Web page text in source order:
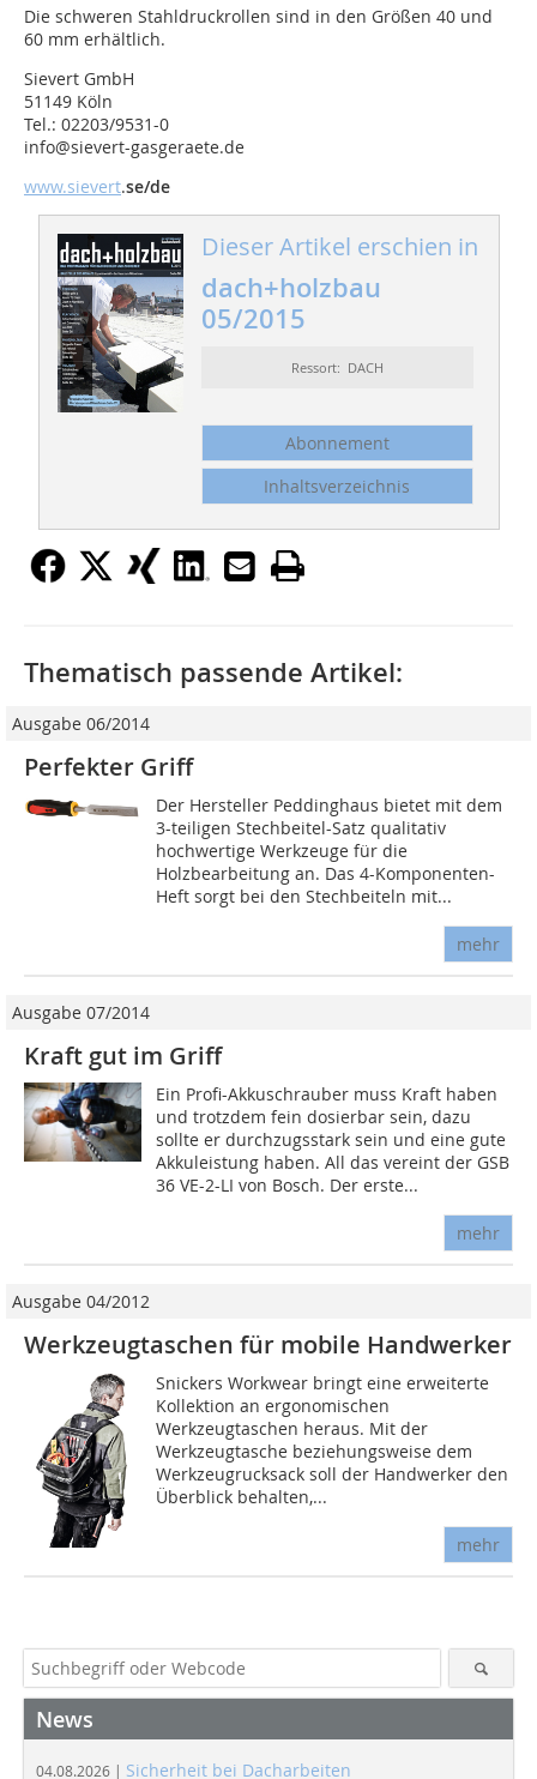
Die schweren Stahldruckrollen sind in den Größen 40 und
60 mm erhältlich.
Sievert GmbH
51149 Köln
Tel.: 02203/9531-0
info@sievert-gasgeraete.de
www.sievert.se/de
Dieser Artikel erschien in
dach+holzbau
05/2015
Ressort: DACH
Abonnement
Inhaltsverzeichnis
Thematisch passende Artikel:
Ausgabe 06/2014
Perfekter Griff
Der Hersteller Peddinghaus bietet mit dem
3-teiligen Stechbeitel-Satz qualitativ
hochwertige Werkzeuge für die
Holzbearbeitung an. Das 4-Komponenten-
Heft sorgt bei den Stechbeiteln mit...
mehr
Ausgabe 07/2014
Kraft gut im Griff
Ein Profi-Akkuschrauber muss Kraft haben
und trotzdem fein dosierbar sein, dazu
sollte er durchzugsstark sein und eine gute
Akkuleistung haben. All das vereint der GSB
36 VE-2-LI von Bosch. Der erste...
mehr
Ausgabe 04/2012
Werkzeugtaschen für mobile Handwerker
Snickers Workwear bringt eine erweiterte
Kollektion an ergonomischen
Werkzeugtaschen heraus. Mit der
Werkzeugtasche beziehungsweise dem
Werkzeugrucksack soll der Handwerker den
Überblick behalten,...
mehr
News
04.08.2026 | Sicherheit bei Dacharbeiten